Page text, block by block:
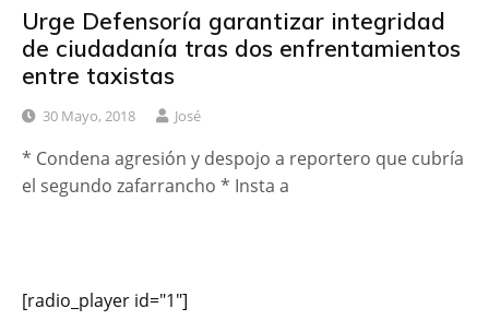
Urge Defensoría garantizar integridad
de ciudadanía tras dos enfrentamientos
entre taxistas
30 Mayo, 2018 José
* Condena agresión y despojo a reportero que cubría
el segundo zafarrancho * Insta a
[radio_player id="1"]